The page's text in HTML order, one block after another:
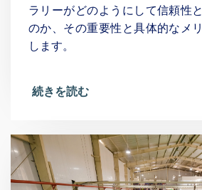
ラリーがどのようにして信頼性
のか、その重要性と具体的なメ
します。
続きを読む